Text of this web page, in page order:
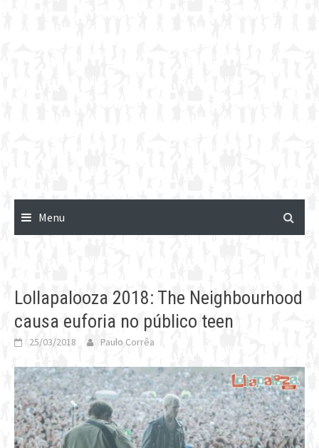
Menu
Lollapalooza 2018: The Neighbourhood
causa euforia no público teen
25/03/2018 Paulo Corrêa